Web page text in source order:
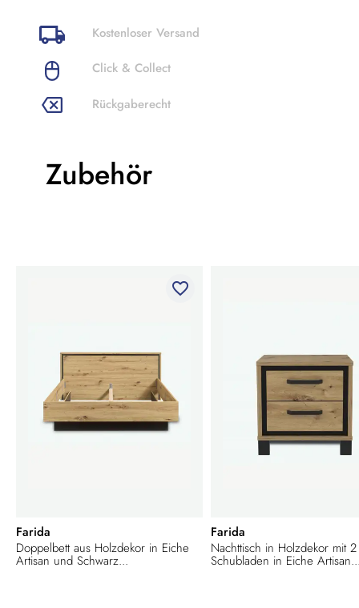
Kostenloser Versand
Click & Collect
Rückgaberecht
Zubehör
favorite_border
Farida
Doppelbett aus Holzdekor in Eiche
Artisan und Schwarz...
Farida
Nachttisch in Holzdekor mit 2
Schubladen in Eiche